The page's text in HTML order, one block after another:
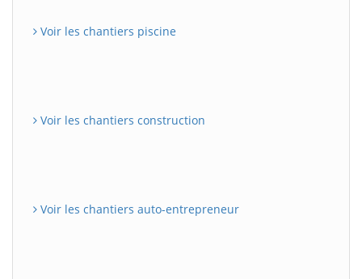
Voir les chantiers piscine
Voir les chantiers construction
Voir les chantiers auto-entrepreneur